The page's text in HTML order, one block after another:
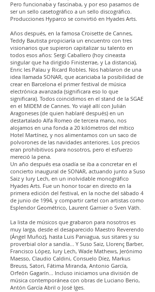
Pero funcionaba y fascinaba, y por eso pasamos de
ser un sello casetográfico a un sello discográfico.
Producciones Hyparco se convirtió en Hyades Arts.
Años después, en la famosa Croisette de Cannes,
Teddy Bautista propiciaría un encuentro con tres
visionarios que supieron capitalizar su talento en
todos esos años: Sergi Caballero (hoy cineasta
singular que ha dirigido Finisterrae, y La distancia),
Enric les Palau y Ricard Robles. Nos hablaron de una
idea llamada SONAR, que acariciaba la posibilidad de
crear en Barcelona el primer festival de música
electrónica avanzada (significara eso lo que
significara). Todos coincidimos en el stand de la SGAE
en el MIDEM de Cannes. Yo viajé allí con Julián
Aragoneses (de quien hablaré después) en un
destartalado Alfa Romeo de tercera mano, nos
alojamos en una fonda a 20 kilómetros del mítico
Hotel Martínez, y nos alimentamos con un saco de
polvorones de las navidades anteriores. Los precios
eran prohibitivos para nosotros, pero el esfuerzo
mereció la pena.
Un año después esa osadía se iba a concretar en el
concierto inaugural de SONAR, actuando junto a Suso
Saiz y Iury Lech, en un inolvidable monográfico
Hyades Arts. Fue un honor tocar en directo en la
primera edición del festival, en la noche del sábado 4
de junio de 1994, y compartir cartel con artistas como
Esplendor Geométrico, Laurent Garnier o Sven Väth.
La lista de músicos que grabaron para nosotros es
muy larga, desde el desaparecido Maestro Reverendo
(Ángel Muñoz), hasta Luis Paniagua, sus sitares y su
proverbial olor a sandía... Y Suso Saiz, Llorenç Barber,
Francisco López, Iury Lech, Wade Mathews, Jerónimo
Maesso, Claudio Caldini, Consuelo Díez, Markus
Breuss, Satori, Fátima Miranda, Antonio García,
Orfeón Gagarín... Incluso iniciamos una división de
música contemporánea con obras de Luciano Berio,
Antón García Abril o José Iges.